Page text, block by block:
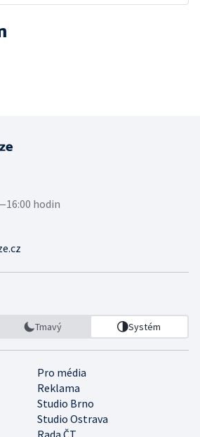
hodin
Tmavý Systém
Pro média
Reklama
Studio Brno
Studio Ostrava
Rada ČT